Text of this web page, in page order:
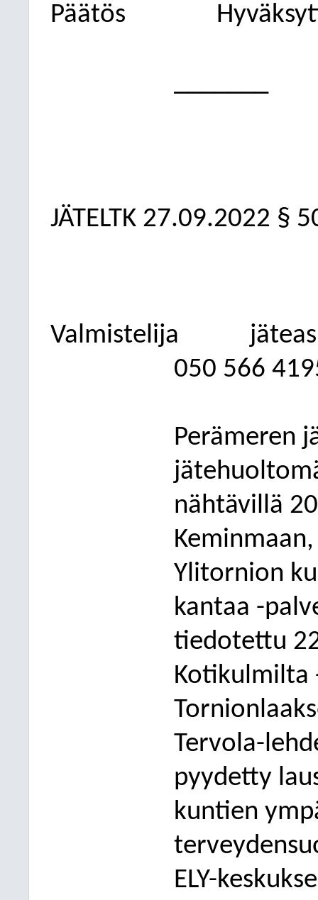
Päätös
JÄTELTK 27.09.2022 §
Valmistelija
050 566
Perämeren
nähtävillä
Ylitornion
kantaa -
tiedotettu
Kotikulmilta
Tervola-
pyydetty
kuntien
ELY-